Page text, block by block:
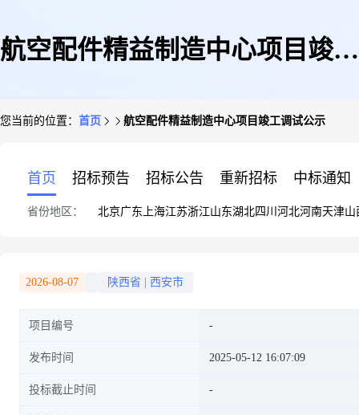
航空配件精益制造中心项目竣工
您当前的位置： 首页 航空配件精益制造中心项目竣工调试公示
首页 招标预告 招标公告 重新招标 中标通知
省份地区： 北京广东 上海江苏浙江山东湖北四川 河北河南天津山
2026-08-07 陕西省 西安市
项目编号
发布时间 2025-05-12 16:07:09
投标截止时间